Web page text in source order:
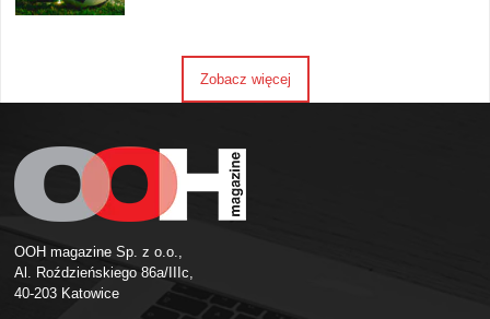
Zobacz więcej
OOH magazine Sp. z o.o.,
Al. Roździeńskiego 86a/IIIc,
40-203 Katowice